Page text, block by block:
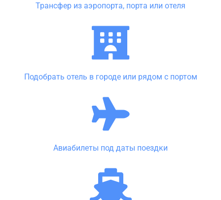
Трансфер из аэропорта, порта или отеля
Подобрать отель в городе или рядом с портом
Авиабилеты под даты поездки